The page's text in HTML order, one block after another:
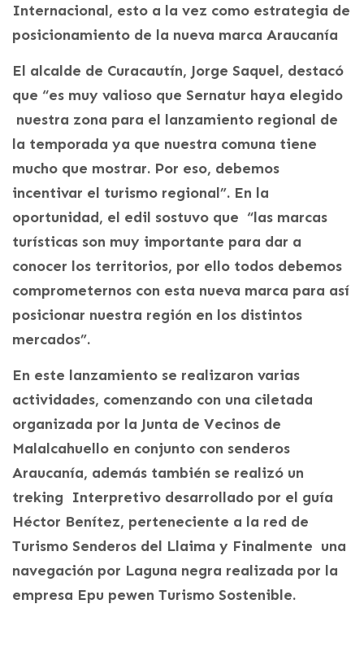
Internacional, esto a la vez como estrategia de
posicionamiento de la nueva marca Araucanía
El alcalde de Curacautín, Jorge Saquel, destacó
que “es muy valioso que Sernatur haya elegido
nuestra zona para el lanzamiento regional de
la temporada ya que nuestra comuna tiene
mucho que mostrar. Por eso, debemos
incentivar el turismo regional”. En la
oportunidad, el edil sostuvo que “las marcas
turísticas son muy importante para dar a
conocer los territorios, por ello todos debemos
comprometernos con esta nueva marca para así
posicionar nuestra región en los distintos
mercados”.
En este lanzamiento se realizaron varias
actividades, comenzando con una ciletada
organizada por la Junta de Vecinos de
Malalcahuello en conjunto con senderos
Araucanía, además también se realizó un
treking Interpretivo desarrollado por el guía
Héctor Benítez, perteneciente a la red de
Turismo Senderos del Llaima y Finalmente una
navegación por Laguna negra realizada por la
empresa Epu pewen Turismo Sostenible.